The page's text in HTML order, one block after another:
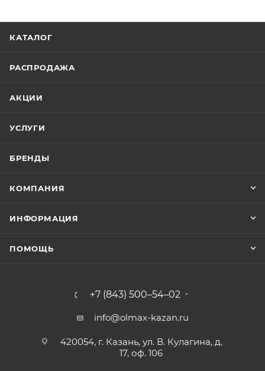
КАТАЛОГ
РАСПРОДАЖА
АКЦИИ
УСЛУГИ
БРЕНДЫ
КОМПАНИЯ
ИНФОРМАЦИЯ
ПОМОЩЬ
+7 (843) 500–54–02
info@olmax-kazan.ru
420054, г. Казань, ул. В. Кулагина, д.
17, оф. 106